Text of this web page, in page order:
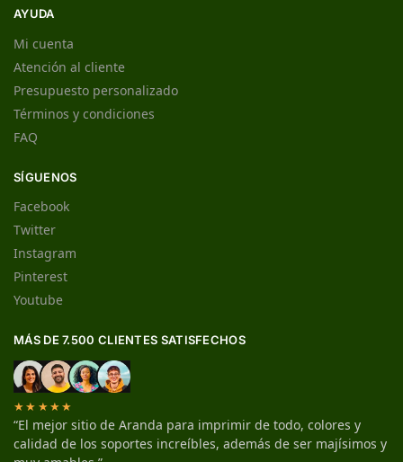
AYUDA
Mi cuenta
Atención al cliente
Presupuesto personalizado
Términos y condiciones
FAQ
SÍGUENOS
Facebook
Twitter
Instagram
Pinterest
Youtube
MÁS DE 7.500 CLIENTES SATISFECHOS
★★★★★
“El mejor sitio de Aranda para imprimir de todo, colores y
calidad de los soportes increíbles, además de ser majísimos y